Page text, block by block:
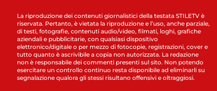
La riproduzione dei contenuti giornalistici della testata STILETV è
riservata. Pertanto, è vietata la riproduzione e l’uso, anche parziale,
di testi, fotografie, contenuti audio/video, filmati, loghi, grafiche
aziendali e pubblicitarie, con qualsiasi dispositivo
elettronico/digitale o per mezzo di fotocopie, registrazioni, cover e
tutto quanto è ascrivibile a copia non autorizzata. La redazione
non è responsabile dei commenti presenti sul sito. Non potendo
esercitare un controllo continuo resta disponibile ad eliminarli su
segnalazione qualora gli stessi risultano offensivi e oltraggiosi.